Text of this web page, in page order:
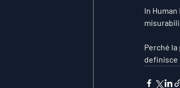
In
Perché
definisce